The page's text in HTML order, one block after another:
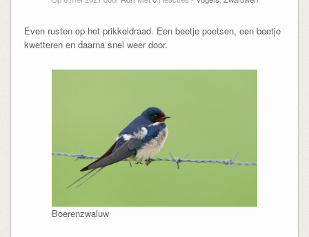
Even rusten op het prikkeldraad. Een beetje poetsen, een beetje
kwetteren en daarna snel weer door.
Boerenzwaluw